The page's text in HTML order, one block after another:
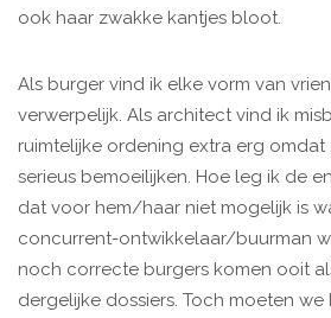
ook haar zwakke kantjes bloot.
Als burger vind ik elke vorm van
verwerpelijk. Als architect vind ik
ruimtelijke ordening extra erg omdat
serieus bemoeilijken. Hoe leg ik de
dat voor hem/haar niet mogelijk is
concurrent-ontwikkelaar/buurman
noch correcte burgers komen ooit
dergelijke dossiers. Toch moeten